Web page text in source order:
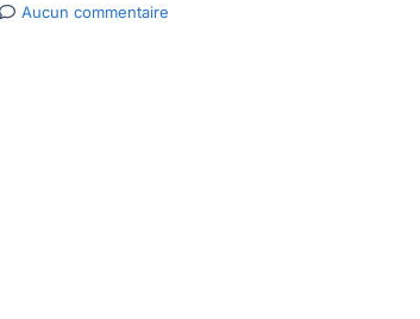
Aucun commentaire